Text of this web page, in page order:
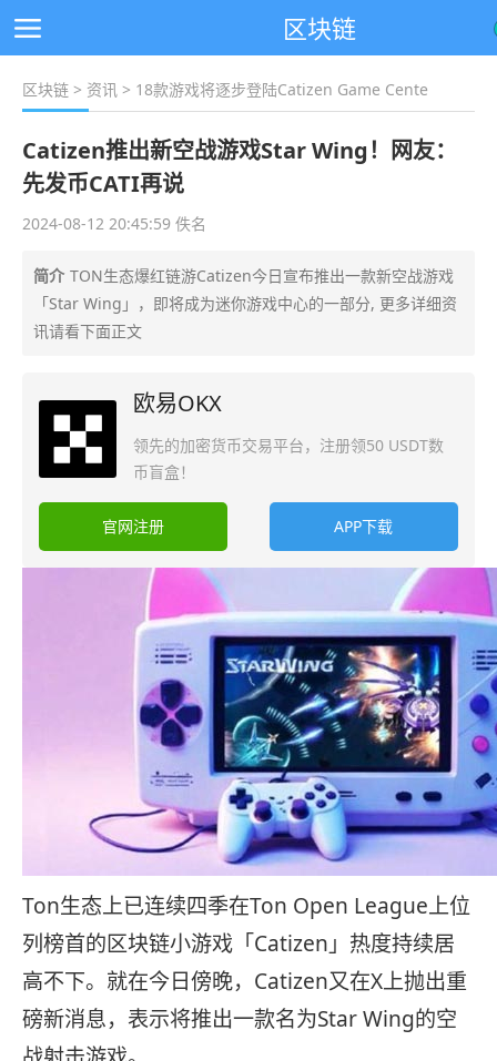
区块链
区块链 > 资讯 > 18款游戏将逐步登陆Catizen Game Cente
Catizen推出新空战游戏Star Wing！网友：
先发币CATI再说
2024-08-12 20:45:59 佚名
简介 TON生态爆红链游Catizen今日宣布推出一款新空战游戏
「Star Wing」，即将成为迷你游戏中心的一部分, 更多详细资
讯请看下面正文
欧易OKX
领先的加密货币交易平台，注册领50 USDT数
币盲盒！
官网注册 APP下载
Ton生态上已连续四季在Ton Open League上位
列榜首的区块链小游戏「Catizen」热度持续居
高不下。就在今日傍晚，Catizen又在X上抛出重
磅新消息，表示将推出一款名为Star Wing的空